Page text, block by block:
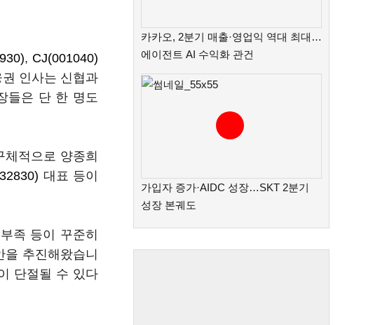
, CJ(001040)
인사는 신협과
들은 단 한 명도
적으로 양종희
대표 등이
족 등이 꾸준히
추진해왔습니
단절될 수 있다
카카오, 2분기 매출·영업익 역대 최대…
에이전트 AI 수익화 관건
가입자 증가·AIDC 성장…SKT 2분기
성장 본궤도